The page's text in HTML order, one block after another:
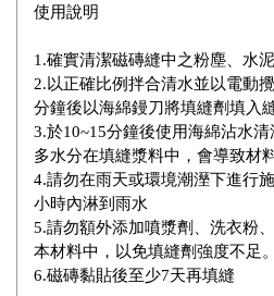
使用說明
1.確實清潔磁磚縫中之粉塵、水
2.以正確比例拌合清水並以電動
分鐘後以海綿鏝刀將填縫劑填入
3.於10~15分鐘後使用海綿沾水
多水分在填縫漿料中，會導致材
4.請勿在雨天或環境潮溼下進行
小時內淋到雨水
5.請勿額外添加噴漿劑、洗衣粉
本材料中，以免填縫劑強度不足。
6.磁磚黏貼後至少7天再填縫